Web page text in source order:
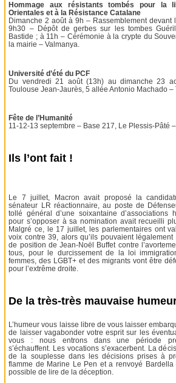
Hommage aux résistants tombés pour la
Orientales et à la Résistance Catalane
Dimanche 2 août à 9h – Rassemblement
9h30 – Dépôt de gerbes sur les tombes
Bastide ; à 11h – Cérémonie à la crypte du
la mairie – Valmanya.
Université d’été du PCF
Du vendredi 21 août (13h) au dimanche 23
Toulouse Jean-Jaurès, 5 allée Antonio Machado –
Fête de l’Humanité
11-12-13 septembre – Base 217, Le Plessis-Pâté
Ils l’ont fait !
Le 7 juillet, Macron avait proposé la
sénateur LR réactionnaire, au poste de
tollé général d’une soixantaine d’associations
pour s’opposer à sa nomination avait recueilli
Malgré ce, le 17 juillet, les parlementaires ont
voix contre 39, alors qu’ils pouvaient légalement
de position de Jean-Noël Buffet contre
tous, pour le durcissement de la loi
femmes, des LGBT+ et des migrants vont être
pour l’extrême droite.
De la très-très mauvaise
L’humeur vous laisse libre de vous laisser
de laisser vagabonder votre esprit sur les
vous : nous entrons dans une période
s’échauffent. Les vocations s’exacerbent. La
de la souplesse dans les décisions prises à
flamme de Marine Le Pen et a renvoyé
possible de lire de la déception.